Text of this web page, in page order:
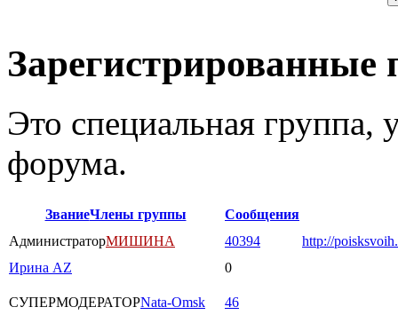
Зарегистрированные
Это специальная группа,
форума.
ЗваниеЧлены группы
Сообщения
АдминистраторМИШИНА 40394
http://
Ирина AZ
0
СУПЕРМОДЕРАТОРNata-Omsk
46